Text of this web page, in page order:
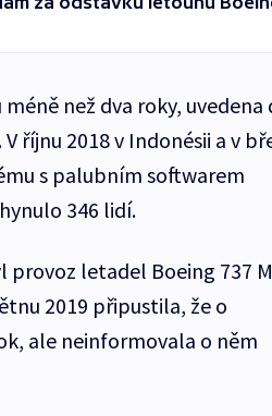
než dva roky, uvedena
říjnu 2018 v Indonésii a v
s palubním softwarem
346 lidí.
letadel Boeing 737
2019 připustila, že o
ale neinformovala o něm